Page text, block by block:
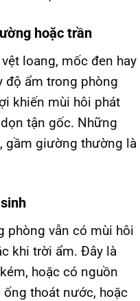
hoặc trần
loang, mốc đen hay
độ ẩm trong phòng
khiến mùi hôi phát
tận gốc. Những
gầm giường thường là
phòng vẫn có mùi hôi
khi trời ẩm. Đây là
hoặc có nguồn
thoát nước, hoặc